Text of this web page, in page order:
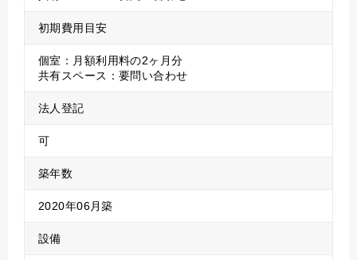
初期費用目安
個室：月額利用料の2ヶ月分
共有スペース：要問い合わせ
法人登記
可
築年数
2020年06月築
設備